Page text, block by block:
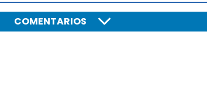
COMENTARIOS